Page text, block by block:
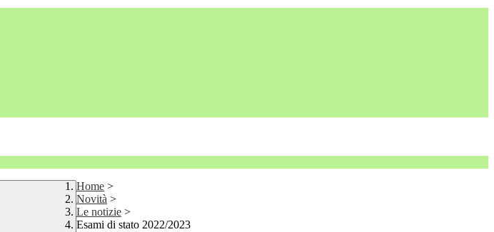
Home >
Novità >
Le notizie >
Esami di stato 2022/2023